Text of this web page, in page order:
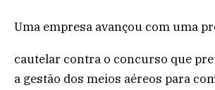
Uma empresa avançou com uma
cautelar contra o concurso que
a gestão dos meios aéreos para